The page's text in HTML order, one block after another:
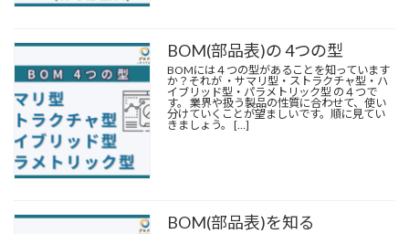
BOM(部品表)の 4つの型
BOMには４つの型があることを知っています
か？それが ・サマリ型・ストラクチャ型・ハ
イブリッド型・パラメトリック型 の４つで
す。 業界や扱う製品の性質に合わせて、使い
分けていくことが望ましいです。順に見てい
きましょう。 […]
BOM(部品表)を知る